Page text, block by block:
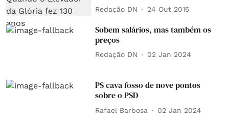
Redação DN 24 Out 2015
Sobem salários, mas também os
preços
Redação DN 02 Jan 2024
PS cava fosso de nove pontos
sobre o PSD
Rafael Barbosa 02 Jan 2024